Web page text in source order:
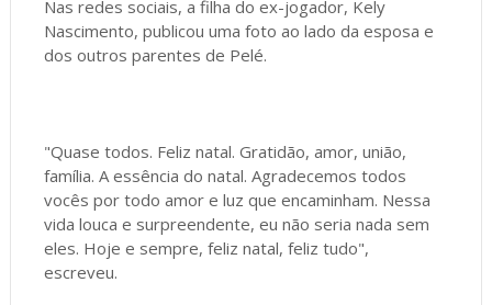
Nas redes sociais, a filha do ex-jogador, Kely
Nascimento, publicou uma foto ao lado da esposa e
dos outros parentes de Pelé.
"Quase todos. Feliz natal. Gratidão, amor, união,
família. A essência do natal. Agradecemos todos
vocês por todo amor e luz que encaminham. Nessa
vida louca e surpreendente, eu não seria nada sem
eles. Hoje e sempre, feliz natal, feliz tudo",
escreveu.